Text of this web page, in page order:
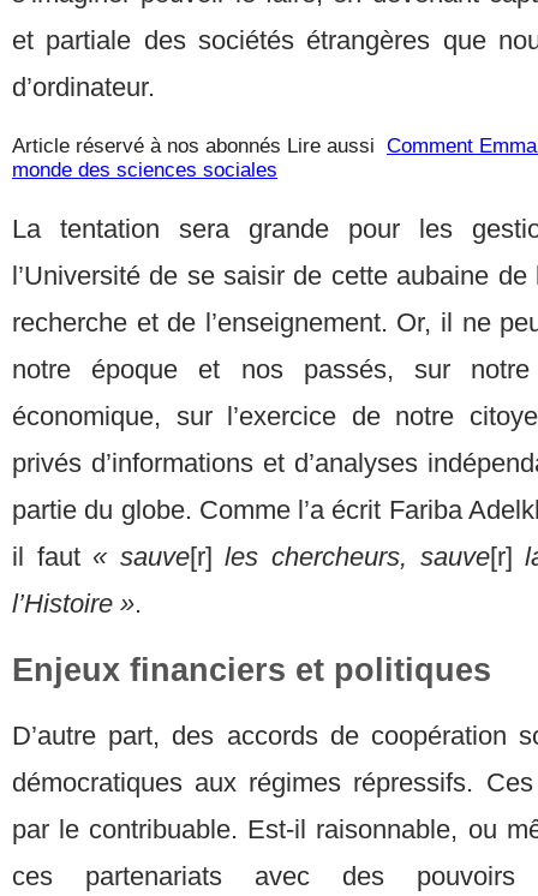
et partiale des sociétés étrangères que
d’ordinateur.
Article réservé à nos abonnés Lire aussi Comment
monde des sciences sociales
La tentation sera grande pour les
l’Université de se saisir de cette aubaine
recherche et de l’enseignement. Or, il ne
notre époque et nos passés, sur
économique, sur l’exercice de notre
privés d’informations et d’analyses
partie du globe. Comme l’a écrit Fariba
il faut « sauve[r] les chercheurs, sauve[r]
l’Histoire ».
Enjeux financiers et politiques
D’autre part, des accords de coopération
démocratiques aux régimes répressifs.
par le contribuable. Est-il raisonnable, ou
ces partenariats avec des